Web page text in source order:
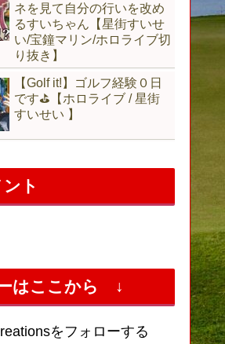
ネを見て自分の行いを改め
るすいちゃん【星街すいせ
い/宝鐘マリン/ホロライブ切
り抜き】
【Golf it!】ゴルフ経験０日
です⛳【ホロライブ / 星街
すいせい 】
ト
はここから ↓
をフォローする